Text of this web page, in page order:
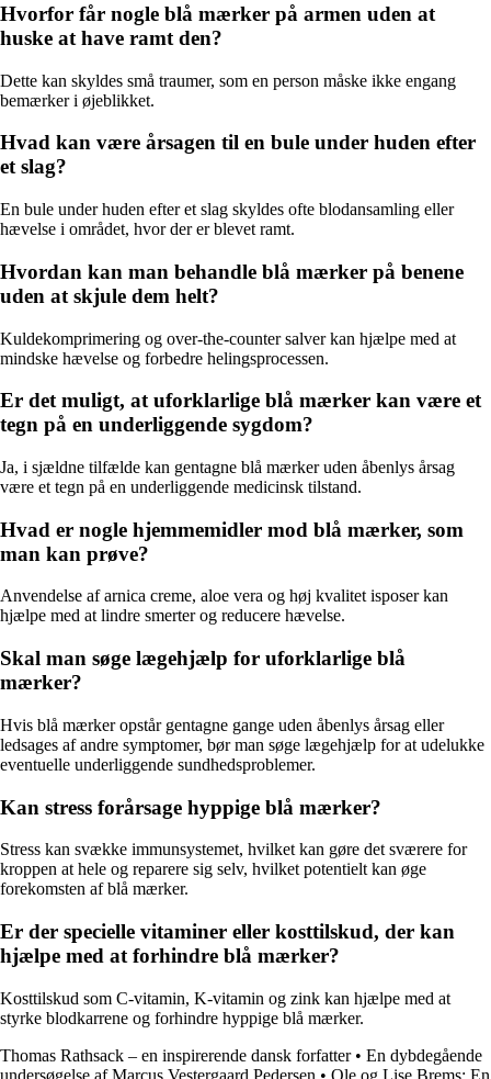
Hvorfor får nogle blå mærker på armen uden at
huske at have ramt den?
Dette kan skyldes små traumer, som en person måske ikke engang
bemærker i øjeblikket.
Hvad kan være årsagen til en bule under huden efter
et slag?
En bule under huden efter et slag skyldes ofte blodansamling eller
hævelse i området, hvor der er blevet ramt.
Hvordan kan man behandle blå mærker på benene
uden at skjule dem helt?
Kuldekomprimering og over-the-counter salver kan hjælpe med at
mindske hævelse og forbedre helingsprocessen.
Er det muligt, at uforklarlige blå mærker kan være et
tegn på en underliggende sygdom?
Ja, i sjældne tilfælde kan gentagne blå mærker uden åbenlys årsag
være et tegn på en underliggende medicinsk tilstand.
Hvad er nogle hjemmemidler mod blå mærker, som
man kan prøve?
Anvendelse af arnica creme, aloe vera og høj kvalitet isposer kan
hjælpe med at lindre smerter og reducere hævelse.
Skal man søge lægehjælp for uforklarlige blå
mærker?
Hvis blå mærker opstår gentagne gange uden åbenlys årsag eller
ledsages af andre symptomer, bør man søge lægehjælp for at udelukke
eventuelle underliggende sundhedsproblemer.
Kan stress forårsage hyppige blå mærker?
Stress kan svække immunsystemet, hvilket kan gøre det sværere for
kroppen at hele og reparere sig selv, hvilket potentielt kan øge
forekomsten af blå mærker.
Er der specielle vitaminer eller kosttilskud, der kan
hjælpe med at forhindre blå mærker?
Kosttilskud som C-vitamin, K-vitamin og zink kan hjælpe med at
styrke blodkarrene og forhindre hyppige blå mærker.
Thomas Rathsack – en inspirerende dansk forfatter• En dybdegående
undersøgelse af Marcus Vestergaard Pedersen • Ole og Lise Brems: En